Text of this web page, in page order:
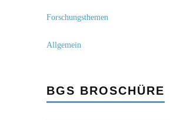
Forschungsthemen
Allgemein
BGS BROSCHÜRE